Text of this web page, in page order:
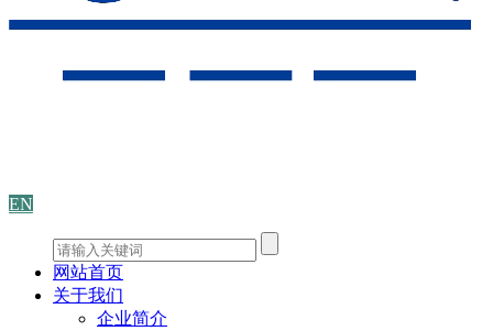
EN
网站首页
关于我们
企业简介